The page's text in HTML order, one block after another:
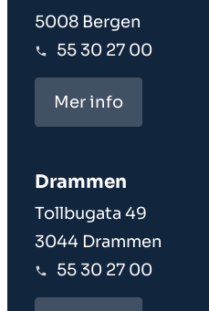
5008 Bergen
55 30 27 00
Mer info
Drammen
Tollbugata 49
3044 Drammen
55 30 27 00